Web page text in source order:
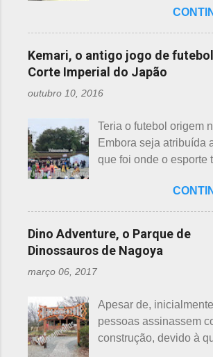
redes sociais.
repassar aos
números com
tempos antigos, outras
incluídas como
se traduz como
ano. Se procurarmos
da palavra Yakudoshi
aparece a palavra
não haja muita
este significado para
números 4
(pronunciado " ku ")
considerados de azar,
pronúncia. "Shi"
morte e "ku" , agonia
um número auspicioso
sendo exceção no
número é incluído em
por exemplo: 7
mares, 7 dias da
anões, etc... Budistas
reencarnações.
comemoram o sétimo
semana após a morte
depois de 7 semanas.
a razão, mas não é de
porque há 7 deuses da
Kemari, o antigo jogo de
Corte Imperial do Japão
outubro 10, 2016
Teria o futebol origem
Embora seja atribuída
que foi onde o esporte
origem do futebol.
antigos Egito, Grécia e
tiveram jogos
milhares de anos,
citados chineses e
atualmente, o futebol
deles e é o primeiro no
beisebol caiu para o
Dino Adventure, o Parque de
Dinossauros de Nagoya
março 06, 2017
Apesar de,
pessoas assinassem
construção, devido à